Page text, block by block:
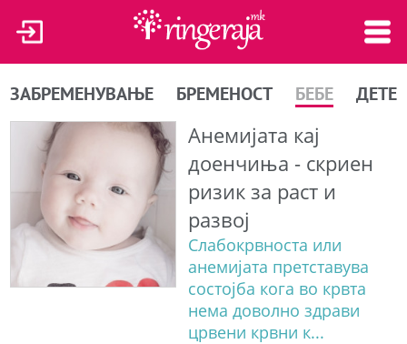
ЗАБРЕМЕНУВАЊЕ БРЕМЕНОСТ БЕБЕ ДЕТЕ
Анемијата кај
доенчиња - скриен
ризик за раст и
развој
Слабокрвноста или
анемијата претставува
состојба кога во крвта
нема доволно здрави
црвени крвни к...